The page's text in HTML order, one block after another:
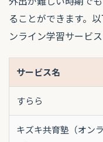
ることができます。
ンライン学習サービス
サービス名
すらら
キズキ共育塾（オン